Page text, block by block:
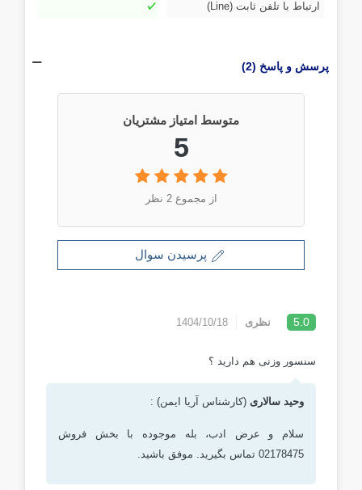
ارتباط با تلفن ثابت (Line)
پرسش و پاسخ (2)
متوسط امتیاز مشتریان
5
از مجموع 2 نظر
پرسیدن سوال
5.0 نظری 1404/10/18
سنسور وزنی هم دارید ؟
وحید سالاری (کارشناس آریا ایمن) :
سلام و عرض ادب، بله موجوده با بخش فروش
02178475 تماس بگیرید. موفق باشید.